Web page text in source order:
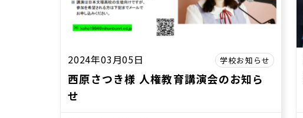
2024年03月05日 学校お知らせ
西原さつき様 人権教育講演会のお知ら
せ